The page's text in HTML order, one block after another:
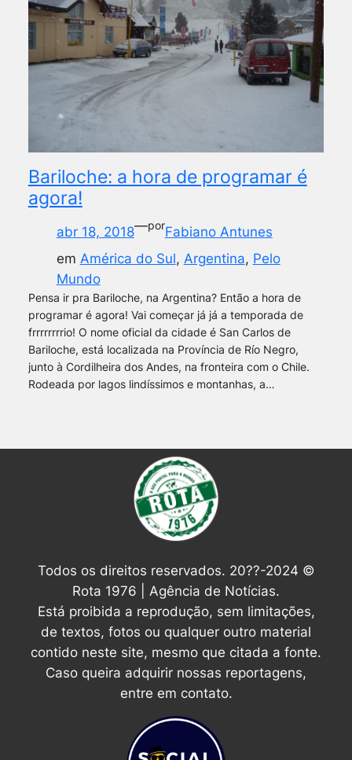
Bariloche: a hora de programar é
agora!
abr 18, 2018—porFabiano Antunes
em América do Sul, Argentina, Pelo
Mundo
Pensa ir pra Bariloche, na Argentina? Então a hora de
programar é agora! Vai começar já já a temporada de
frrrrrrrrio! O nome oficial da cidade é San Carlos de
Bariloche, está localizada na Província de Río Negro,
junto à Cordilheira dos Andes, na fronteira com o Chile.
Rodeada por lagos lindíssimos e montanhas, a…
Todos os direitos reservados. 20??-2024 ©
Rota 1976 | Agência de Notícias.
Está proibida a reprodução, sem limitações,
de textos, fotos ou qualquer outro material
contido neste site, mesmo que citada a fonte.
Caso queira adquirir nossas reportagens,
entre em contato.